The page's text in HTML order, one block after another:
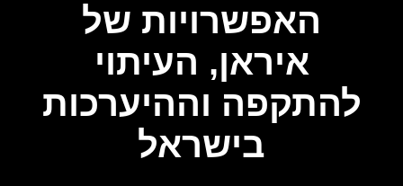
האפשרויות של
איראן, העיתוי
להתקפה וההיערכות
בישראל